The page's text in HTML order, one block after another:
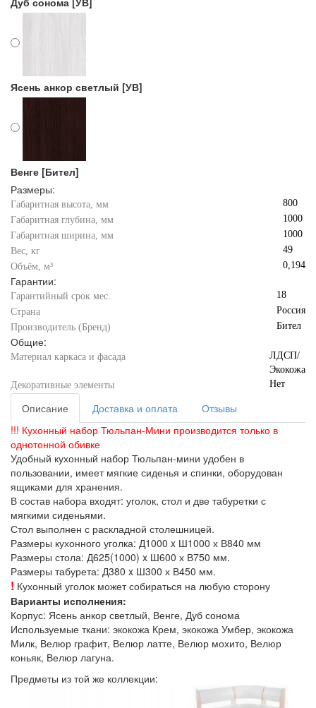
Ясень анкор светлый [УВ]
Венге [Бител]
Размеры:
Габаритная высота, мм
800
Габаритная глубина, мм
1000
Габаритная ширина, мм
1000
Вес, кг
49
Объём, м³
0,194
Гарантии:
Гарантийный срок мес.
18
Страна
Россия
Производитель (Бренд)
Бител
Общие:
Материал каркаса и фасада
ЛДСП/
Экокожа
Декоративные элементы
Нет
Описание Доставка и оплата
Отзывы
!!! Кухонный набор Тюльпан-Мини производится только в
однотонной обивке
Удобный кухонный набор Тюльпан-мини удобен в
пользовании, имеет мягкие сиденья и спинки, оборудован
ящиками для хранения.
В состав набора входят: уголок, стол и две табуретки с
мягкими сиденьями.
Стол выполнен с раскладной столешницей.
Размеры кухонного уголка: Д1000 x Ш1000 х В840 мм
Размеры стола: Д625(1000) x Ш600 х В750 мм.
Размеры табурета: Д380 x Ш300 х В450 мм.
! Кухонный уголок может собираться на любую сторону
Варианты исполнения:
Корпус: Ясень анкор светлый, Венге, Дуб сонома
Используемые ткани: экокожа Крем, экокожа Умбер, экокожа
Милк, Велюр графит, Велюр латте, Велюр мохито, Велюр
коньяк, Велюр лагуна.
Предметы из той же коллекции: